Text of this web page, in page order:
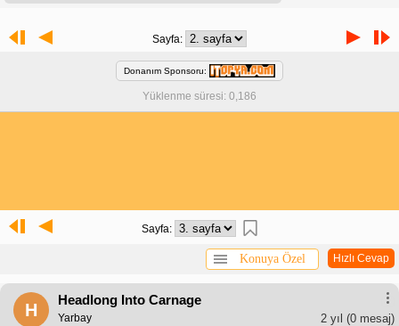
Sayfa:
Donanım Sponsoru:
Yüklenme süresi: 0,186
Sayfa:
Hızlı Cevap
Konuya Özel
H
Headlong Into Carnage
2 yıl (0 mesaj)
Yarbay